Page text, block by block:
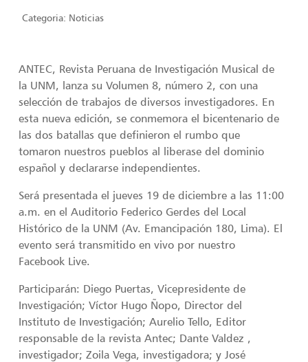
Categoria: Noticias
ANTEC, Revista Peruana de Investigación Musical de
la UNM, lanza su Volumen 8, número 2, con una
selección de trabajos de diversos investigadores. En
esta nueva edición, se conmemora el bicentenario de
las dos batallas que definieron el rumbo que
tomaron nuestros pueblos al liberase del dominio
español y declararse independientes.
Será presentada el jueves 19 de diciembre a las 11:00
a.m. en el Auditorio Federico Gerdes del Local
Histórico de la UNM (Av. Emancipación 180, Lima). El
evento será transmitido en vivo por nuestro
Facebook Live.
Participarán: Diego Puertas, Vicepresidente de
Investigación; Víctor Hugo Ñopo, Director del
Instituto de Investigación; Aurelio Tello, Editor
responsable de la revista Antec; Dante Valdez ,
investigador; Zoila Vega, investigadora; y José